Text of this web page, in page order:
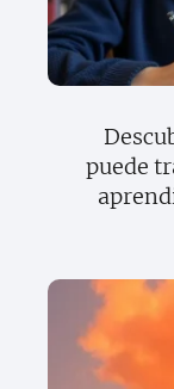
puede